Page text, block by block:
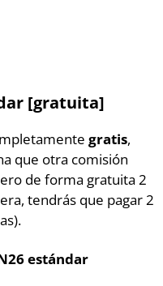
[gratuita]
gratis,
que otra comisión
de forma gratuita 2
tendrás que pagar 2
estándar